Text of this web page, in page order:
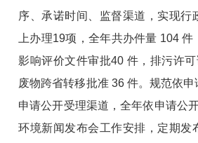
序、承诺时间、监督渠道， 实现行
上办理19项 ， 全年共办件量 104件
影响评价文件审批40 件，排污许
废物跨省转移批准 36 件。 规范依申
申请公开受理渠道，全年依申请公
环境新闻发布会工作安排 ， 定期发